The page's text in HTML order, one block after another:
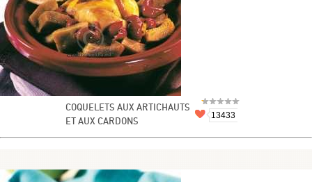
COQUELETS AUX ARTICHAUTS
ET AUX CARDONS
13433